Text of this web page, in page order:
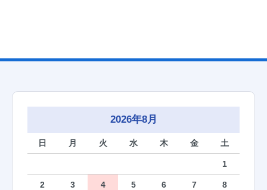
2026年8月
日 月 火 水 木 金 土
1
2 3 4 5 6 7 8